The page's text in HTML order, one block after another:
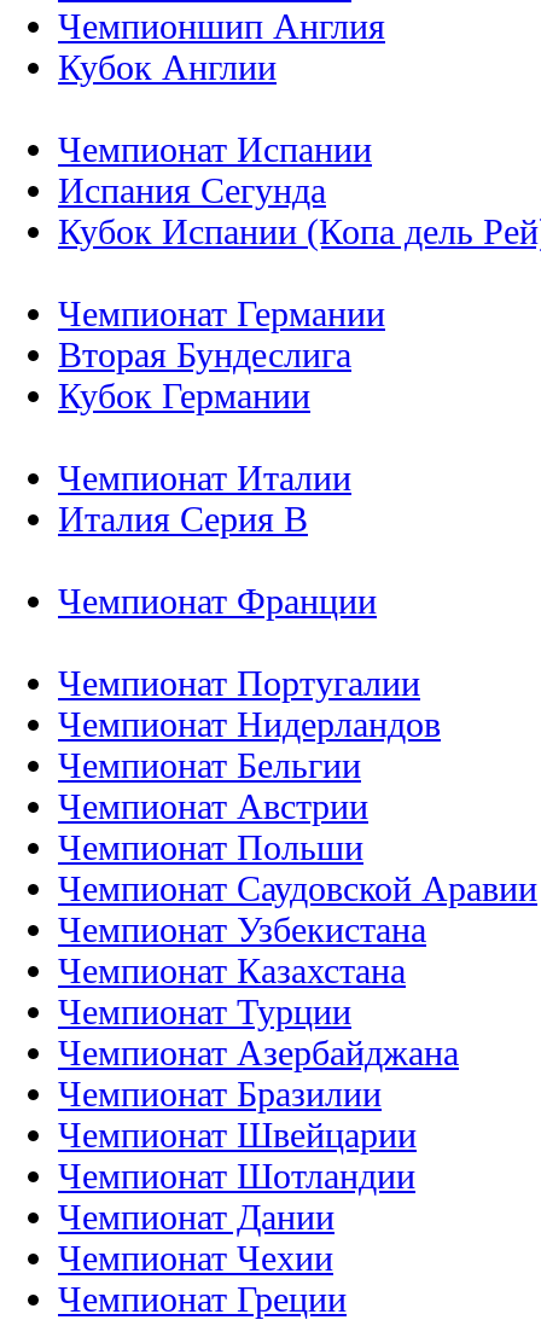
Чемпионшип Англия
Кубок Англии
Чемпионат Испании
Испания Сегунда
Кубок Испании (Копа дель
Чемпионат Германии
Вторая Бундеслига
Кубок Германии
Чемпионат Италии
Италия Серия B
Чемпионат Франции
Чемпионат Португалии
Чемпионат Нидерландов
Чемпионат Бельгии
Чемпионат Австрии
Чемпионат Польши
Чемпионат Саудовской Аравии
Чемпионат Узбекистана
Чемпионат Казахстана
Чемпионат Турции
Чемпионат Азербайджана
Чемпионат Бразилии
Чемпионат Швейцарии
Чемпионат Шотландии
Чемпионат Дании
Чемпионат Чехии
Чемпионат Греции